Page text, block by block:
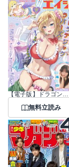
【電子版】ドラゴンエイジ
無料立読み